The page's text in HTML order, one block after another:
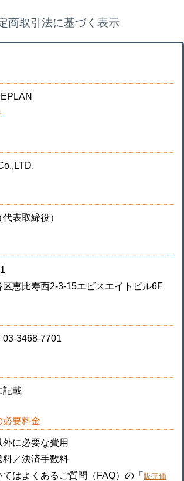
商取引法に基づく表示
表取締役）
区恵比寿西2-3-15エビスエイトビル6F
03-3468-7701
記載
必要料金
に必要な費用
料／決済手数料
はよくあるご質問（FAQ）の「 販売価